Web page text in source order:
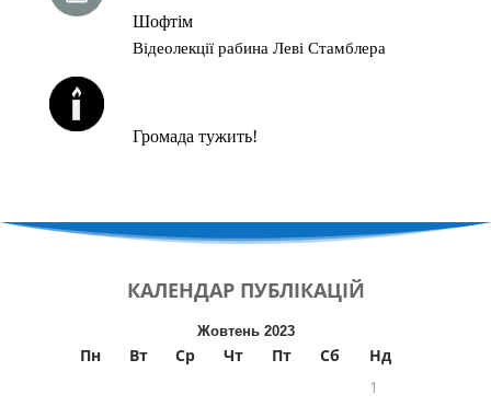
Шофтім
Відеолекції рабина Леві Стамблера
Громада тужить!
КАЛЕНДАР ПУБЛІКАЦІЙ
Жовтень 2023
Пн Вт Ср Чт Пт Сб
Нд
1